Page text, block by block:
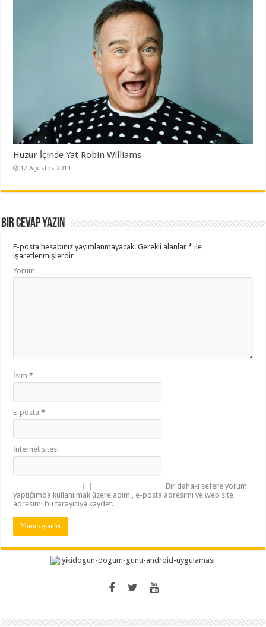
Huzur İçinde Yat Robin Williams
12 Ağustos 2014
Bir cevap yazın
E-posta hesabınız yayımlanmayacak. Gerekli alanlar* ile
işaretlenmişlerdir
Yorum
İsim*
E-posta*
İnternet sitesi
Bir dahaki sefere yorum
yaptığımda kullanılmak üzere adımı, e-posta adresimi ve web site
adresimi bu tarayıcıya kaydet.